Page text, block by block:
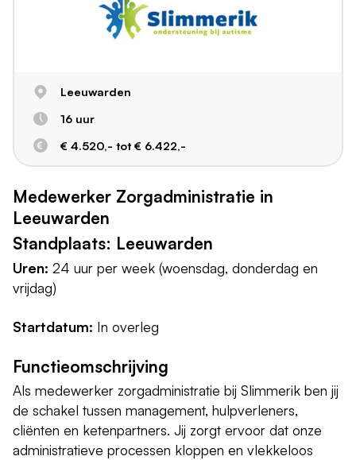
Leeuwarden
16 uur
€ 4.520,- tot € 6.422,-
Medewerker Zorgadministratie in
Leeuwarden
Standplaats: Leeuwarden
Uren: 24 uur per week (woensdag, donderdag en
vrijdag)
Startdatum: In overleg
Functieomschrijving
Als medewerker zorgadministratie bij Slimmerik ben jij
de schakel tussen management, hulpverleners,
cliënten en ketenpartners. Jij zorgt ervoor dat onze
administratieve processen kloppen en vlekkeloos